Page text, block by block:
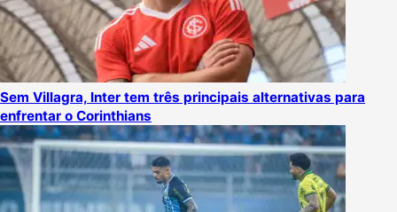
Sem Villagra, Inter tem três principais alternativas para
enfrentar o Corinthians